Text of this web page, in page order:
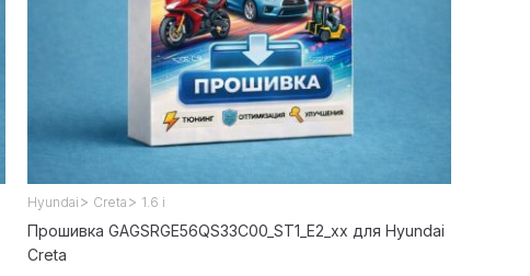
Hyundai > Creta > 1.6 i
Прошивка GAGSRGE56QS33C00_ST1_E2_xx для Hyundai
Creta